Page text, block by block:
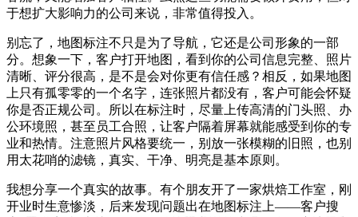
于想扩大影响力的公司来说，非常值得投入。
别忘了，地图标注不只是为了导航，它还是公司形象的一部
分。想象一下，客户打开地图，看到你的公司信息完整、照片
清晰、评分很高，是不是会对你更有信任感？相反，如果地图
上只有孤零零的一个名字，连张照片都没有，客户可能会怀疑
你是否正规公司。所以在标注时，尽量上传高清的门头照、办
公环境照，甚至员工合照，让客户隔着屏幕就能感受到你的专
业和热情。注意照片风格要统一，别放一张模糊的旧照，也别
用太花哨的滤镜，真实、干净、明亮是基本原则。
我想分享一个真实的故事。有个朋友开了一家烘焙工作室，刚
开业时生意惨淡，后来发现问题出在地图标注上——客户搜